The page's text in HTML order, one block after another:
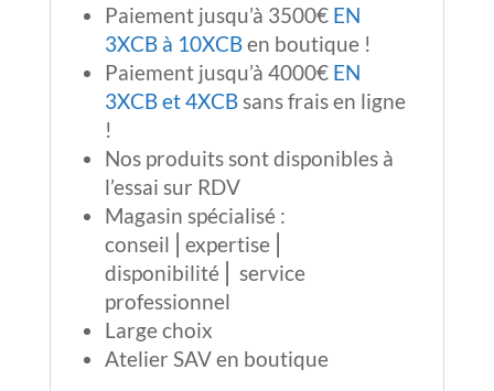
Paiement jusqu’à 3500€EN
3XCB à 10XCBen boutique !
Paiement jusqu’à 4000€EN
3XCB et 4XCBsans frais en ligne
!
Nos produits sont disponibles à
l’essai sur RDV
Magasin spécialisé :
conseil⎪expertise⎪
disponibilité⎪ service
professionnel
Large choix
Atelier SAV en boutique